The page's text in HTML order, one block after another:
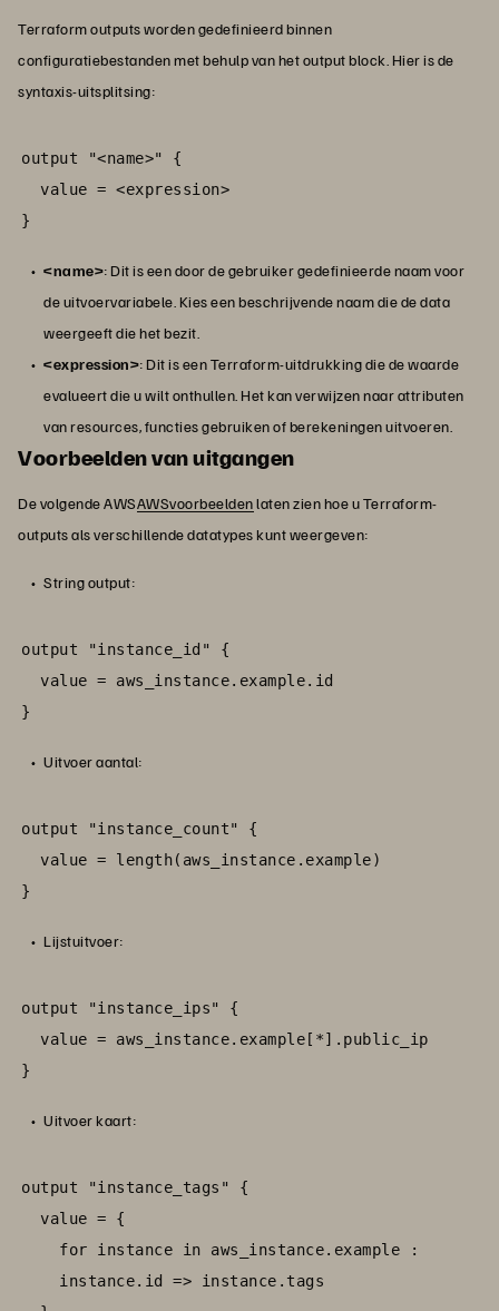
Terraform outputs worden gedefinieerd binnen
configuratiebestanden met behulp van het output block. Hier is de
syntaxis-uitsplitsing:
output "<name>" {
value = <expression>
}
<name>: Dit is een door de gebruiker gedefinieerde naam voor
de uitvoervariabele. Kies een beschrijvende naam die de data
weergeeft die het bezit.
<expression>: Dit is een Terraform-uitdrukking die de waarde
evalueert die u wilt onthullen. Het kan verwijzen naar attributen
van resources, functies gebruiken of berekeningen uitvoeren.
Voorbeelden van uitgangen
De volgende AWSAWSvoorbeeldenlaten zien hoe u Terraform-
outputs als verschillende datatypes kunt weergeven:
String output:
output "instance_id" {
value = aws_instance.example.id
}
Uitvoer aantal:
output "instance_count" {
value = length(aws_instance.example)
}
Lijstuitvoer:
output "instance_ips" {
value = aws_instance.example[*].public_ip
}
Uitvoer kaart:
output "instance_tags" {
value = {
for instance in aws_instance.example :
instance.id => instance.tags